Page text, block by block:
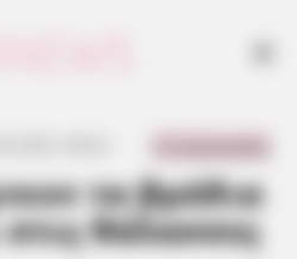
τα βράδια
θάλασσες